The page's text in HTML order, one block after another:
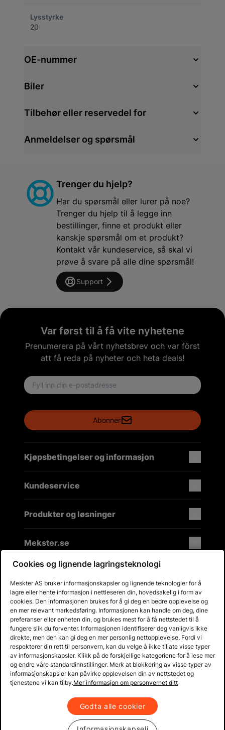
Lysstyrke
20
OE-nummer
Biler
Tilbehør eller reservedel for
Anmeldelser og spørsmål
Trenger du hjelp?
Har du spørsmål eller lurer på noe?
Trenger du hjelp til å legge inn
bestillinger, finne et produkt eller
kanskje spørsmål om et produkt?
Kontakt vår kundeservice, så skal vi
prøve å svare på alle dine spørsmål!
Support
Var først til å få vite nyhetene
Prenumerera på vårt nyhetsbrev och var först
att få reda på nyheter och heta deals!
Email address
Abonner
Kjøpsbetingelser og informasjon
Kundeservice
Produkter og løsninger
Mekster.se
Prisgaranti på reservedeler
Lager i Sverige
60 dagers åpent kjøp
Gratis returer
Cookies og lignende lagringsteknologi
Meskter AS bruker informasjonskapsler og lignende teknologier for å
lagre eller hente informasjon i nettleseren din, hovedsakelig i form av
cookies. Den informasjonen brukes for å gi deg en bedre opplevelse og
en mer relevant markedsføring. Informasjonen kan handle om deg, dine
preferanser eller enheten din, og brukes mest for å få nettstedet til å
fungere slik du forventer. Informasjonen identifiserer deg vanligvis ikke
direkte, men den kan gi deg en mer personlig nettopplevelse. Fordi vi
respekterer din rett til personvern, kan du velge å ikke tillate visse typer
av informasjonskapsler. Klikk på de forskjellige kategoriene for å lese mer
og endre våre standardinnstillinger. Merk at blokkering av visse typer av
informasjonskapsler kan påvirke opplevelsen din av nettstedet og
tjenestene vi kan tilby.Mer informasjon om personvernet ditt
Godta alle cookier